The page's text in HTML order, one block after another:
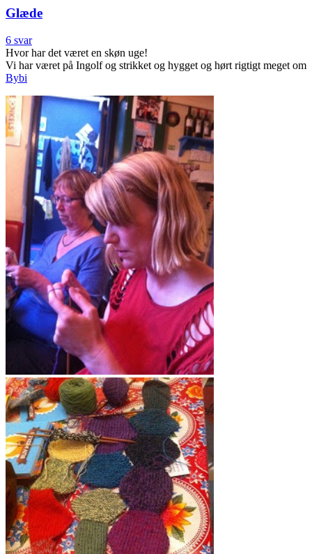
Glæde
6 svar
Hvor har det været en skøn uge!
Vi har været på Ingolf og strikket og hygget og hørt rigtigt meget om
Bybi